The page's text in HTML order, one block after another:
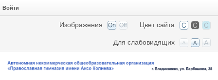
Войти
Цвет сайта
Изображения
Для слабовидящих